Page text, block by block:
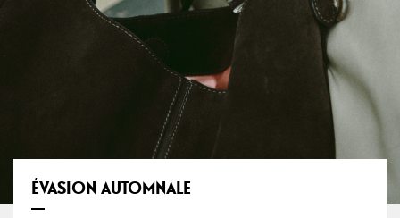
ÉVASION AUTOMNALE